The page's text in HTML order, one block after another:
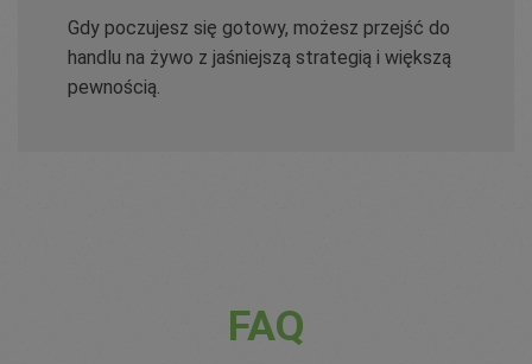
Gdy poczujesz się gotowy, możesz przejść do
handlu na żywo z jaśniejszą strategią i większą
pewnością.
FAQ